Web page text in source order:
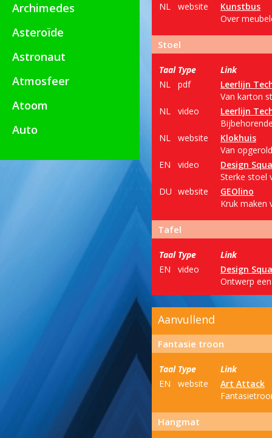
Archimedes
Asteroïde
Astronaut
Atmosfeer
Atoom
Auto
NL
website
Kunstbus
Over
Stoel
Taal Type
Link
NL
pdf
Leerlijn
Van karton
NL
video
Leerlijn
NL
website
Klokhuis
Van
EN
video
Design
Sterke stoel
DU website
GEOlino
Kruk maken
Tafel
Taal Type
Link
EN
video
Design
Ontwerp
Aanvullend
Fantasie troon
Taal Type
Link
EN
website
Art Attack
Hangmat